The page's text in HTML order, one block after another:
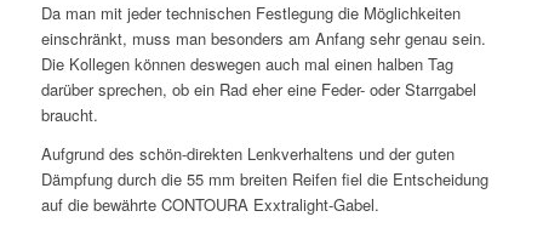
Da man mit jeder technischen Festlegung die Möglichkeiten
einschränkt, muss man besonders am Anfang sehr genau sein.
Die Kollegen können deswegen auch mal einen halben Tag
darüber sprechen, ob ein Rad eher eine Feder- oder Starrgabel
braucht.
Aufgrund des schön-direkten Lenkverhaltens und der guten
Dämpfung durch die 55 mm breiten Reifen fiel die Entscheidung
auf die bewährte CONTOURA Exxtralight-Gabel.